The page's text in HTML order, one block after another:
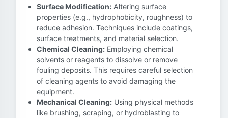
Surface Modification: Altering surface
properties (e.g., hydrophobicity, roughness) to
reduce adhesion. Techniques include coatings,
surface treatments, and material selection.
Chemical Cleaning: Employing chemical
solvents or reagents to dissolve or remove
fouling deposits. This requires careful selection
of cleaning agents to avoid damaging the
equipment.
Mechanical Cleaning: Using physical methods
like brushing, scraping, or hydroblasting to